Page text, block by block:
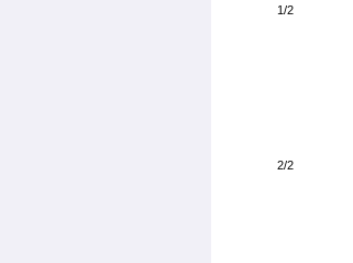
1/2
2/2